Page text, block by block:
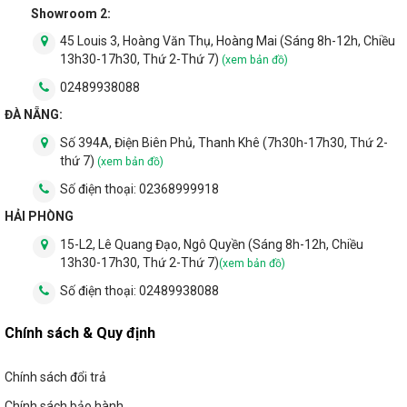
Khi mua hàng tại LED Xanh, chúng tôi cung cấp các dịch vụ tiện
ích đi kèm giúp quý khách có trải nghiệm mua hàng tuyệt vời
nhất. Các dịch vụ đi kèm bao gồm:
Tư vấn và lên thiết kế mẫu đèn phù hợp với diện tích không
gian và chiều cao thực của nhà khách
Dịch vụ lắp đặt và vận chuyển tận nơi (áp dụng cho khu vực
Hà Nội và Đà Nẵng)
Bảo hành toàn diện chip led, driver trong vòng 12 tháng với
lỗi đến từ nhà sản xuất
3. Ảnh sản phẩm
Hy vọng với những đánh giá phía trên về mẫu đèn mâm pha lê
liệu pha lê cũng như những đặc điểm của đèn. Chúc quý khách
Showroom 2:
45 Louis 3, Hoàng Văn Thụ, Hoàng Mai (Sáng 8h-12h, Chiều
13h30-17h30, Thứ 2-Thứ 7) (xem bản đồ)
02489938088
ĐÀ NẴNG:
Số 394A, Điện Biên Phủ, Thanh Khê (7h30h-17h30, Thứ 2-
thứ 7) (xem bản đồ)
Số điện thoại: 02368999918
HẢI PHÒNG
15-L2, Lê Quang Đạo, Ngô Quyền (Sáng 8h-12h, Chiều
13h30-17h30, Thứ 2-Thứ 7)(xem bản đồ)
Số điện thoại: 02489938088
Chính sách & Quy định
Chính sách đổi trả